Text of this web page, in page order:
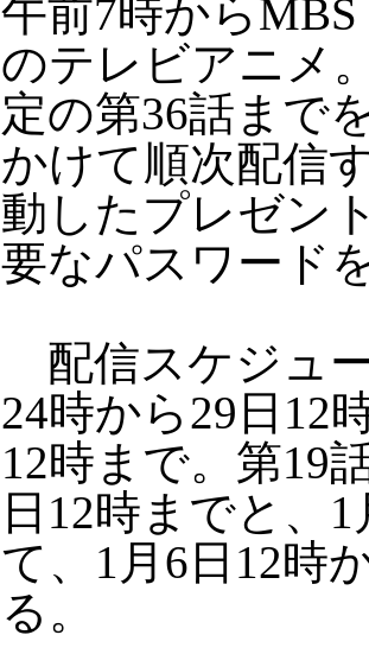
午前7時から
のテレビアニメ
定の第36話まで
かけて順次配信
動したプレゼン
要なパスワード
配信スケジュ
24時から29日12
12時まで。第19
日12時までと、
て、1月6日12時
る。